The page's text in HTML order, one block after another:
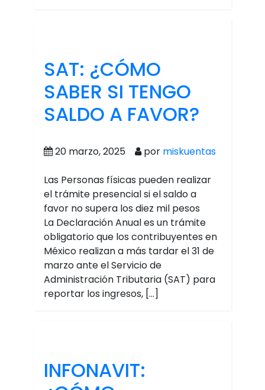
SAT: ¿CÓMO
SABER SI TENGO
SALDO A FAVOR?
20 marzo, 2025 por miskuentas
Las Personas físicas pueden realizar
el trámite presencial si el saldo a
favor no supera los diez mil pesos
La Declaración Anual es un trámite
obligatorio que los contribuyentes en
México realizan a más tardar el 31 de
marzo ante el Servicio de
Administración Tributaria (SAT) para
reportar los ingresos, […]
INFONAVIT: